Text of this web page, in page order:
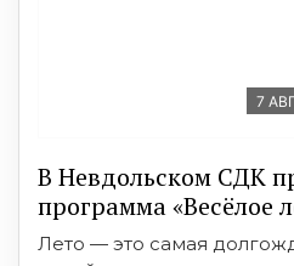
7
В Невдольском СДК
программа «Весёлое
Лето — это самая